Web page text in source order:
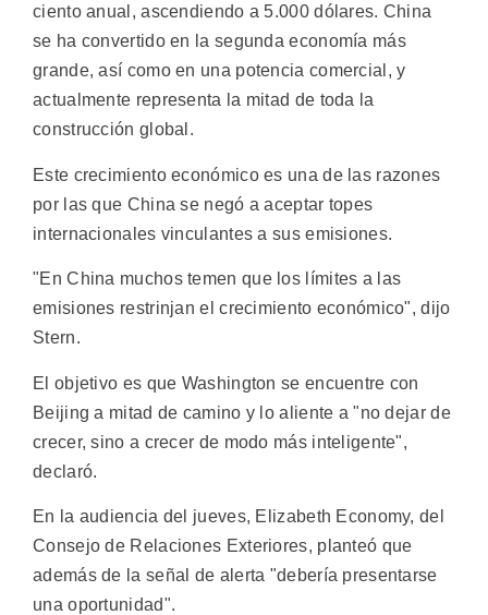
ciento anual, ascendiendo a 5.000 dólares. China
se ha convertido en la segunda economía más
grande, así como en una potencia comercial, y
actualmente representa la mitad de toda la
construcción global.
Este crecimiento económico es una de las razones
por las que China se negó a aceptar topes
internacionales vinculantes a sus emisiones.
"En China muchos temen que los límites a las
emisiones restrinjan el crecimiento económico", dijo
Stern.
El objetivo es que Washington se encuentre con
Beijing a mitad de camino y lo aliente a "no dejar de
crecer, sino a crecer de modo más inteligente",
declaró.
En la audiencia del jueves, Elizabeth Economy, del
Consejo de Relaciones Exteriores, planteó que
además de la señal de alerta "debería presentarse
una oportunidad".